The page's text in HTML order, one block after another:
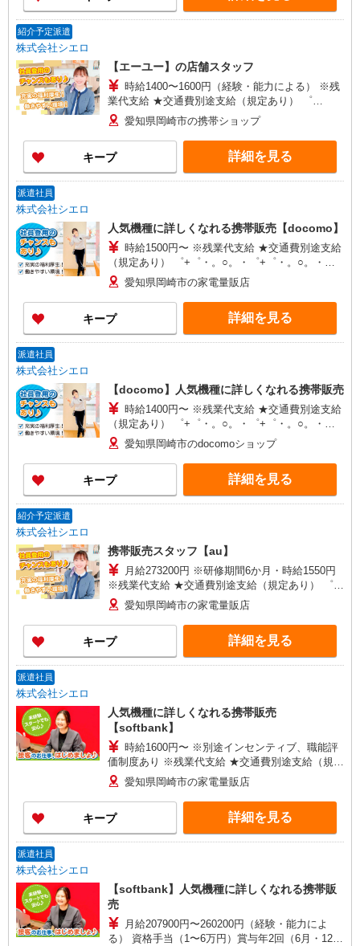
紹介予定派遣
株式会社シエロ
【エーユー】の店舗スタッフ
時給1400〜1600円（経験・能力による） ※残
業代支給 ★交通費別途支給（規定あり） ゜
+゜・。○。・゜+゜・。○。・゜+゜ 入社祝い金10
万円支給(規定有) お友達を紹介頂くと, インセンテ
ィブ支給(規定有) ★月2回払い・週払い可能（規程
有）★ ゜・。○。・゜+゜・。○。・゜+゜
愛知県岡崎市の携帯ショップ
キープ 詳細を見る
派遣社員
株式会社シエロ
人気機種に詳しくなれる携帯販売【docomo】
時給1500円〜 ※残業代支給 ★交通費別途支給
（規定あり） ゜+゜・。○。・゜+゜・。○。・゜
+゜ 入社祝い金10万円支給(規定有) お友達を紹介
頂くと, インセンティブ支給(規定有) ★月2回払
い・週払い可能（規程有）★ ゜・。○。・゜
+゜・。○。・゜+゜
愛知県岡崎市の家電量販店
キープ 詳細を見る
派遣社員
株式会社シエロ
【docomo】人気機種に詳しくなれる携帯販売
時給1400円〜 ※残業代支給 ★交通費別途支給
（規定あり） ゜+゜・。○。・゜+゜・。○。・゜
+゜ 入社祝い金10万円支給(規定有) お友達を紹介
頂くと, インセンティブ支給(規定有) ★月2回払
い・週払い可能（規程有）★ ゜・。○。・゜
+゜・。○。・゜+゜
愛知県岡崎市のdocomoショップ
キープ 詳細を見る
紹介予定派遣
株式会社シエロ
携帯販売スタッフ【au】
月給273200円 ※研修期間6か月・時給1550円
※残業代支給 ★交通費別途支給（規定あり） ゜
+゜・。○。・゜+゜・。○。・゜+゜ 入社祝い金10
万円支給(規定有) お友達を紹介頂くと, インセンテ
ィブ支給(規定有) ゜・。○。・゜+゜・。○。・゜
+゜
愛知県岡崎市の家電量販店
キープ 詳細を見る
派遣社員
株式会社シエロ
人気機種に詳しくなれる携帯販売
【softbank】
時給1600円〜 ※別途インセンティブ、職能評
価制度あり ※残業代支給 ★交通費別途支給（規定
あり） ゜+゜・。○。・゜+゜・。○。・゜+゜ 入
社祝い金10万円支給(規定有) お友達を紹介頂くと,
インセンティブ支給(規定有) ★月2回払い・週払い
可能（規程有）★ ゜・。○。・゜+゜・。○。・゜
+゜
愛知県岡崎市の家電量販店
キープ 詳細を見る
派遣社員
株式会社シエロ
【softbank】人気機種に詳しくなれる携帯販
売
月給207900円〜260200円（経験・能力によ
る） 資格手当（1〜6万円）賞与年2回（6月・12